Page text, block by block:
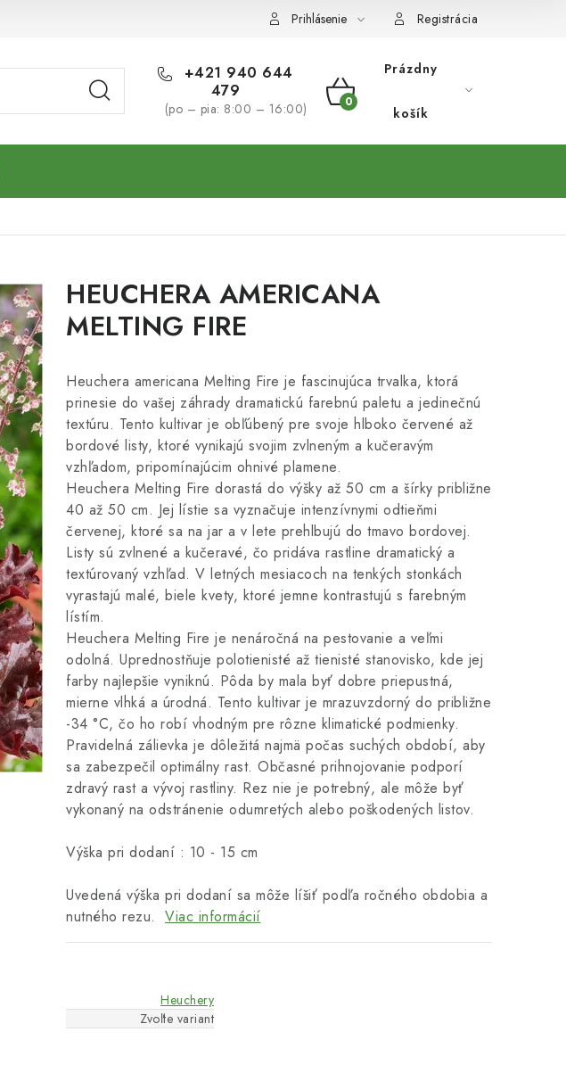
Prihlásenie Registrácia
+421 940 644
479
(po – pia: 8:00 – 16:00)
NÁKUPNÝ
Prázdny
košík
HEUCHERA AMERICANA
MELTING FIRE
Heuchera americana Melting Fire je fascinujúca trvalka, ktorá
prinesie do vašej záhrady dramatickú farebnú paletu a jedinečnú
textúru. Tento kultivar je obľúbený pre svoje hlboko červené až
bordové listy, ktoré vynikajú svojim zvlneným a kučeravým
vzhľadom, pripomínajúcim ohnivé plamene.
Heuchera Melting Fire dorastá do výšky až 50 cm a šírky približne
40 až 50 cm. Jej lístie sa vyznačuje intenzívnymi odtieňmi
červenej, ktoré sa na jar a v lete prehlbujú do tmavo bordovej.
Listy sú zvlnené a kučeravé, čo pridáva rastline dramatický a
textúrovaný vzhľad. V letných mesiacoch na tenkých stonkách
vyrastajú malé, biele kvety, ktoré jemne kontrastujú s farebným
lístím.
Heuchera Melting Fire je nenáročná na pestovanie a veľmi
odolná. Uprednostňuje polotienisté až tienisté stanovisko, kde jej
farby najlepšie vyniknú. Pôda by mala byť dobre priepustná,
mierne vlhká a úrodná. Tento kultivar je mrazuvzdorný do približne
-34 °C, čo ho robí vhodným pre rôzne klimatické podmienky.
Pravidelná zálievka je dôležitá najmä počas suchých období, aby
sa zabezpečil optimálny rast. Občasné prihnojovanie podporí
zdravý rast a vývoj rastliny. Rez nie je potrebný, ale môže byť
vykonaný na odstránenie odumretých alebo poškodených listov.
Výška pri dodaní : 10 - 15 cm
Uvedená výška pri dodaní sa môže líšiť podľa ročného obdobia a
nutného rezu. Viac informácií
Heuchery
Zvoľte variant